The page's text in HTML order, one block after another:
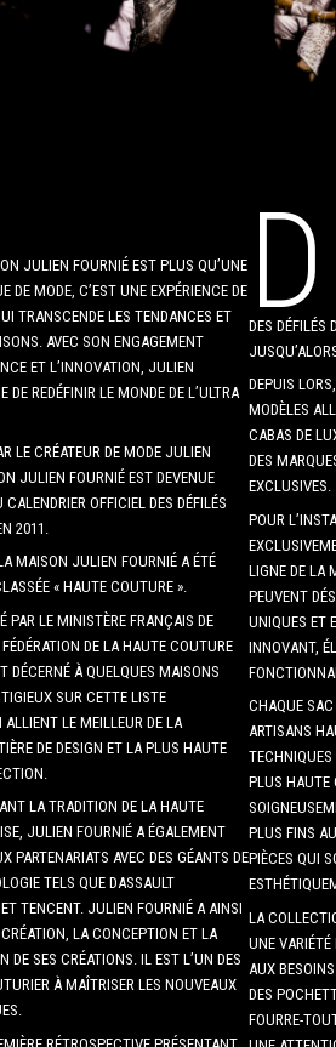
JULIEN FOURNIÉ EST PLUS QU’UNE
DE MODE, C’EST UNE EXPÉRIENCE DE
TRANSCENDE LES TENDANCES ET
AVEC SON ENGAGEMENT
ET L’INNOVATION, JULIEN
DE REDÉFINIR LE MONDE DE L’ULTRA
LE CRÉATEUR DE MODE JULIEN
JULIEN FOURNIÉ EST DEVENUE
OFFICIEL DES DÉFILÉS
2011.
MAISON JULIEN FOURNIÉ A ÉTÉ
« HAUTE COUTURE ».
PAR LE MINISTÈRE FRANÇAIS DE
DE LA HAUTE COUTURE
DÉCERNÉ À QUELQUES MAISONS
SUR CETTE LISTE
ALLIENT LE MEILLEUR DE LA
DE DESIGN ET LA PLUS HAUTE
LA TRADITION DE LA HAUTE
JULIEN FOURNIÉ A ÉGALEMENT
PARTENARIATS AVEC DES GÉANTS DE
TELS QUE DASSAULT
TENCENT. JULIEN FOURNIÉ A AINSI
LA CONCEPTION ET LA
DE SES CRÉATIONS. IL EST L’UN DES
À MAÎTRISER LES NOUVEAUX
RÉTROSPECTIVE PRÉSENTANT
D
DES DÉFILÉS
DEPUIS
MODÈLES
CABAS DE
DES
EXCLUSIVES.
POUR
LIGNE DE LA
PEUVENT
UNIQUES ET
INNOVANT,
CHAQUE
ARTISANS
PLUS HAUTE
PLUS FINS
PIÈCES QUI
LA
UNE VARIÉTÉ
AUX
DES
FOURRE-